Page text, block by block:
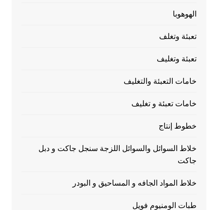
الهوهوبا
تعبئة وتغلف
تعبئة وتغليف
خامات التعبئة والتغليف
خامات تعبئة و تغليف
خطوط إنتاج
خلاط السوائل والسوائل اللزجة سنجل جاكت و دبل
جاكت
خلاط المواد الجافه و المساحيق و البودر
طبات الومنيوم فويل